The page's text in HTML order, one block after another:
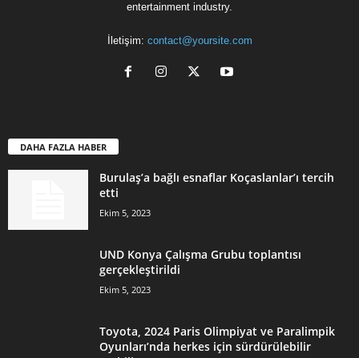
entertainment industry.
İletişim: contact@yoursite.com
DAHA FAZLA HABER
Burulaş’a bağlı esnaflar Koçaslanlar’ı tercih
etti
Ekim 5, 2023
UND Konya Çalışma Grubu toplantısı
gerçekleştirildi
Ekim 5, 2023
Toyota, 2024 Paris Olimpiyat ve Paralimpik
Oyunları’nda herkes için sürdürülebilir